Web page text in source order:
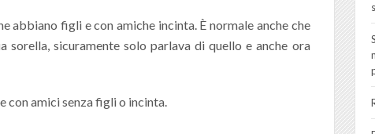
abbiano figli e con amiche incinta. È normale anche che
sicuramente solo parlava di quello e anche ora
con amici senza figli o incinta.